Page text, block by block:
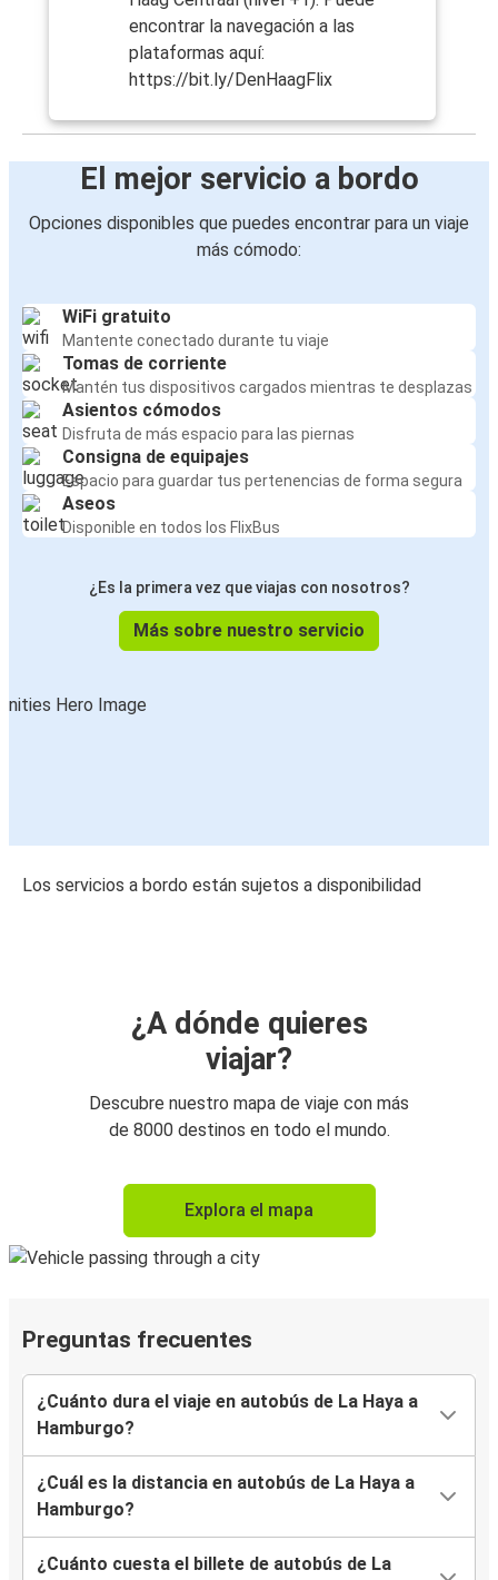
encontrar la navegación a las
plataformas aquí:
https://bit.ly/DenHaagFlix
El mejor servicio a bordo
Opciones disponibles que puedes encontrar para un viaje
más cómodo:
WiFi gratuito
Mantente conectado durante tu viaje
Tomas de corriente
Mantén tus dispositivos cargados mientras te desplazas
Asientos cómodos
Disfruta de más espacio para las piernas
Consigna de equipajes
Espacio para guardar tus pertenencias de forma segura
Aseos
Disponible en todos los FlixBus
¿Es la primera vez que viajas con nosotros?
Más sobre nuestro servicio
Los servicios a bordo están sujetos a disponibilidad
¿A dónde quieres
viajar?
Descubre nuestro mapa de viaje con más
de 8000 destinos en todo el mundo.
Explora el mapa
Preguntas frecuentes
¿Cuánto dura el viaje en autobús de La Haya a
Hamburgo?
¿Cuál es la distancia en autobús de La Haya a
Hamburgo?
¿Cuánto cuesta el billete de autobús de La